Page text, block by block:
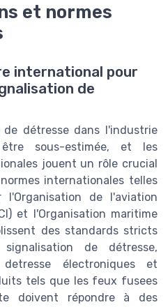
et normes
international pour
de
de détresse dans l'industrie
sous-estimée, et les
jouent un rôle crucial
internationales telles
de l'aviation
et l'Organisation maritime
des standards stricts
de détresse,
électroniques et
tels que les feux fusees
doivent répondre à des